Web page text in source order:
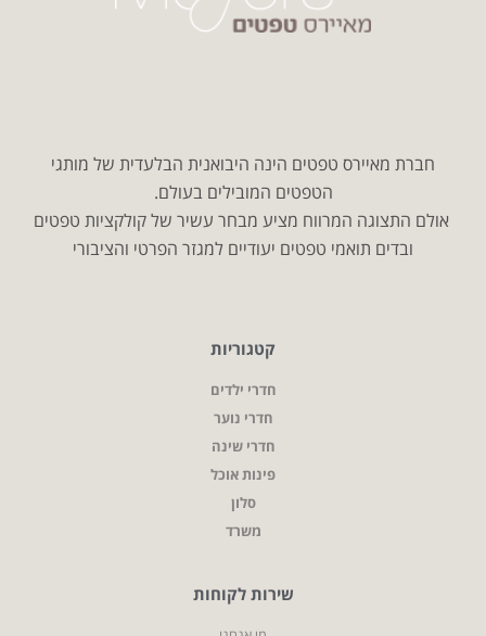
חברת מאיירס טפטים הינה היבואנית הבלעדית של מותגי
הטפטים המובילים בעולם.
אולם התצוגה המרווח מציע מבחר עשיר של קולקציות טפטים
ובדים תואמי טפטים יעודיים למגזר הפרטי והציבורי
קטגוריות
חדרי ילדים
חדרי נוער
חדרי שינה
פינות אוכל
סלון
משרד
שירות לקוחות